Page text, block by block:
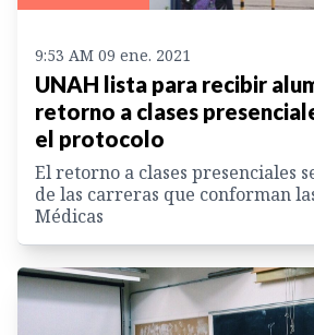
9:53 AM 09 ene. 2021
UNAH lista para recibir
retorno a clases
el protocolo
El retorno a clases presenciales
de las carreras que conforman
Médicas